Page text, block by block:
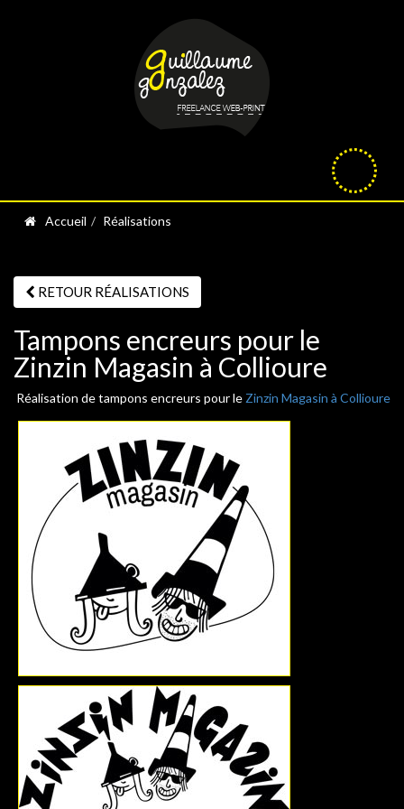
Accueil Réalisations
RETOUR RÉALISATIONS
Tampons encreurs pour le
Zinzin Magasin à Collioure
Réalisation de tampons encreurs pour le Zinzin Magasin à Collioure